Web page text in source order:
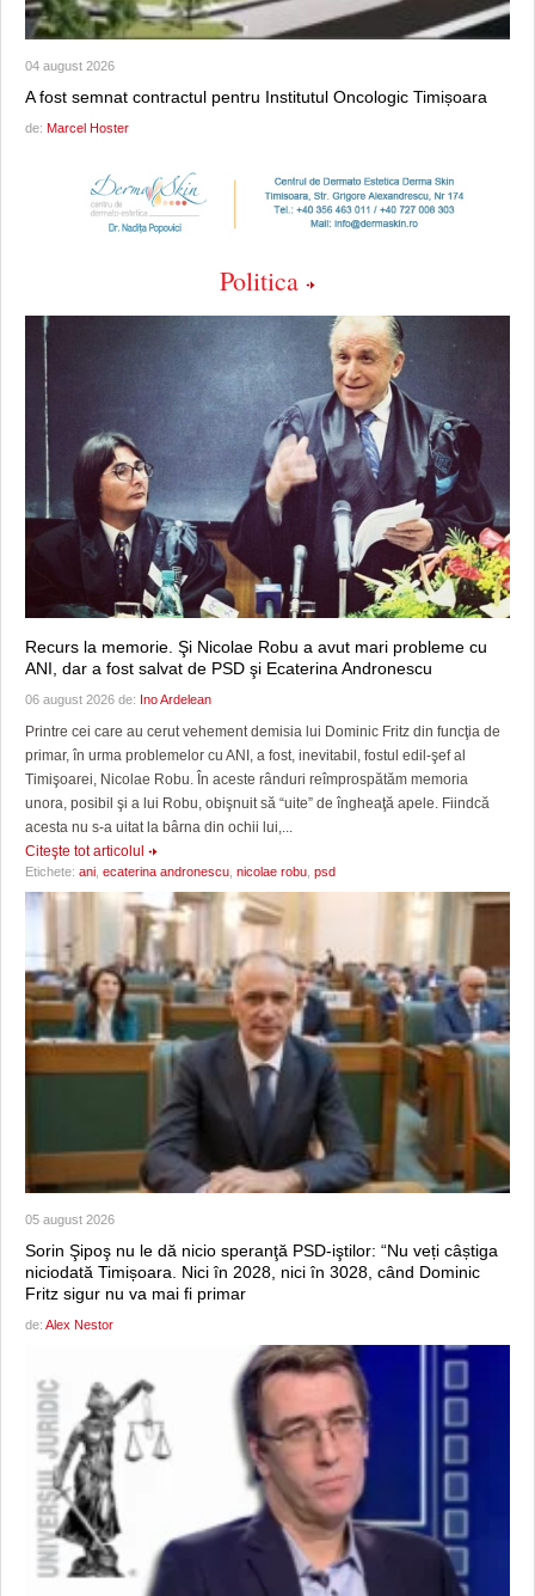
04 august 2026
A fost semnat contractul pentru Institutul Oncologic Timișoara
de: Marcel Hoster
Politica
Recurs la memorie. Şi Nicolae Robu a avut mari probleme cu
ANI, dar a fost salvat de PSD şi Ecaterina Andronescu
06 august 2026 de: Ino Ardelean
Printre cei care au cerut vehement demisia lui Dominic Fritz din funcţia de
primar, în urma problemelor cu ANI, a fost, inevitabil, fostul edil-şef al
Timişoarei, Nicolae Robu. În aceste rânduri reîmprospătăm memoria
unora, posibil şi a lui Robu, obişnuit să “uite” de îngheaţă apele. Fiindcă
acesta nu s-a uitat la bârna din ochii lui,...
Citeşte tot articolul
Etichete: ani ecaterina andronescu nicolae robu psd
05 august 2026
Sorin Şipoş nu le dă nicio speranţă PSD-iştilor: “Nu veți câștiga
niciodată Timișoara. Nici în 2028, nici în 3028, când Dominic
Fritz sigur nu va mai fi primar
de: Alex Nestor